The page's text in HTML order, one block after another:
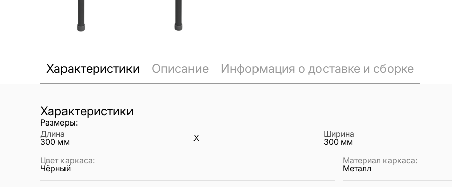
Характеристики Описание Информация о доставке и сборке
Характеристики
Размеры:
Длина
300 мм X
Ширина
300 мм
Цвет каркаса:
Чёрный
Материал каркаса:
Металл